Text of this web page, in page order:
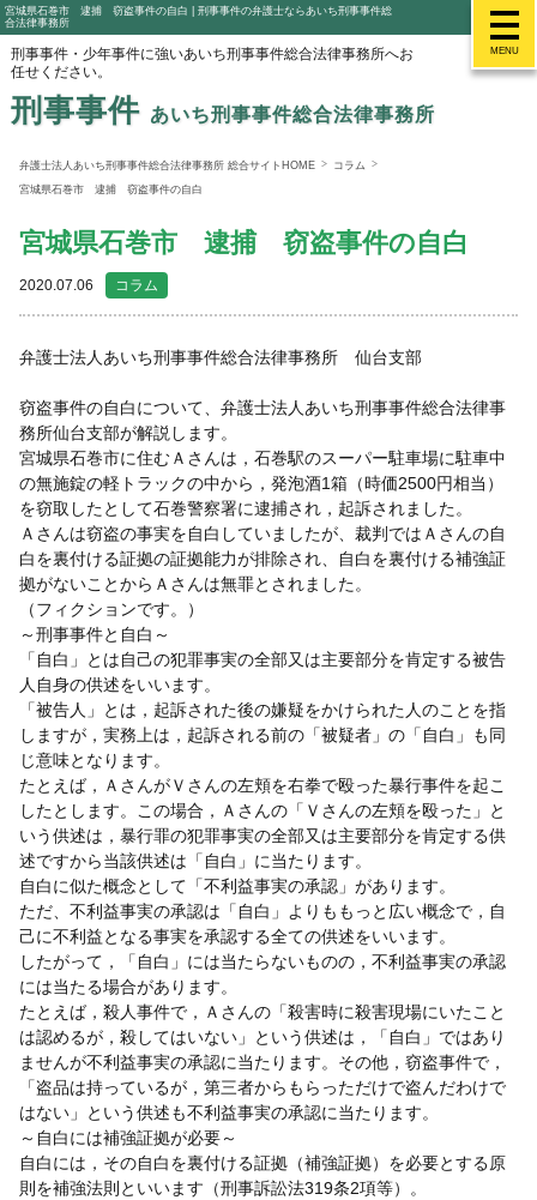
MENU
宮城県石巻市 逮捕 窃盗事件の自白 | 刑事事件の弁護士ならあいち刑事事件総
合法律事務所
刑事事件・少年事件に強いあいち刑事事件総合法律事務所へお
任せください。
刑事事件 あいち刑事事件総合法律事務所
弁護士法人あいち刑事事件総合法律事務所 総合サイトHOME
コラム
宮城県石巻市 逮捕 窃盗事件の自白
宮城県石巻市 逮捕 窃盗事件の自白
2020.07.06 コラム
弁護士法人あいち刑事事件総合法律事務所 仙台支部
窃盗事件の自白について、弁護士法人あいち刑事事件総合法律事
務所仙台支部が解説します。
宮城県石巻市に住むＡさんは，石巻駅のスーパー駐車場に駐車中
の無施錠の軽トラックの中から，発泡酒1箱（時価2500円相当）
を窃取したとして石巻警察署に逮捕され，起訴されました。
Ａさんは窃盗の事実を自白していましたが、裁判ではＡさんの自
白を裏付ける証拠の証拠能力が排除され、自白を裏付ける補強証
拠がないことからＡさんは無罪とされました。
（フィクションです。）
～刑事事件と自白～
「自白」とは自己の犯罪事実の全部又は主要部分を肯定する被告
人自身の供述をいいます。
「被告人」とは，起訴された後の嫌疑をかけられた人のことを指
しますが，実務上は，起訴される前の「被疑者」の「自白」も同
じ意味となります。
たとえば，ＡさんがＶさんの左頬を右拳で殴った暴行事件を起こ
したとします。この場合，Ａさんの「Ｖさんの左頬を殴った」と
いう供述は，暴行罪の犯罪事実の全部又は主要部分を肯定する供
述ですから当該供述は「自白」に当たります。
自白に似た概念として「不利益事実の承認」があります。
ただ、不利益事実の承認は「自白」よりももっと広い概念で，自
己に不利益となる事実を承認する全ての供述をいいます。
したがって，「自白」には当たらないものの，不利益事実の承認
には当たる場合があります。
たとえば，殺人事件で，Ａさんの「殺害時に殺害現場にいたこと
は認めるが，殺してはいない」という供述は，「自白」ではあり
ませんが不利益事実の承認に当たります。その他，窃盗事件で，
「盗品は持っているが，第三者からもらっただけで盗んだわけで
はない」という供述も不利益事実の承認に当たります。
～自白には補強証拠が必要～
自白には，その自白を裏付ける証拠（補強証拠）を必要とする原
則を補強法則といいます（刑事訴訟法319条2項等）。